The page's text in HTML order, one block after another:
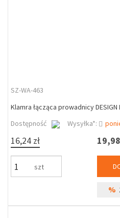
SZ-WA-463
Klamra łącząca prowadnicy DESIGN
Dostępność
Wysyłka*:
16,24 zł
szt
%